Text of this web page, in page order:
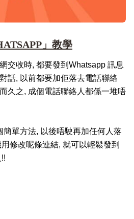
」教學
交收時, 都要發到Whatsapp 訊息
話, 以前都要加佢落去電話聯絡
久之, 成個電話聯絡人都係一堆唔
簡單方法, 以後唔駛再加任何人落
修改呢條連結, 就可以輕鬆發到